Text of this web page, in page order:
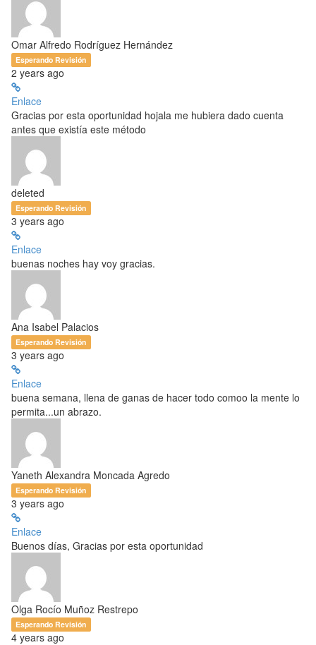
Omar Alfredo Rodríguez Hernández
Esperando Revisión
2 years ago
Enlace
Gracias por esta oportunidad hojala me hubiera dado cuenta
antes que existía este método
deleted
Esperando Revisión
3 years ago
Enlace
buenas noches hay voy gracias.
Ana Isabel Palacios
Esperando Revisión
3 years ago
Enlace
buena semana, llena de ganas de hacer todo comoo la mente lo
permita...un abrazo.
Yaneth Alexandra Moncada Agredo
Esperando Revisión
3 years ago
Enlace
Buenos días, Gracias por esta oportunidad
Olga Rocío Muñoz Restrepo
Esperando Revisión
4 years ago